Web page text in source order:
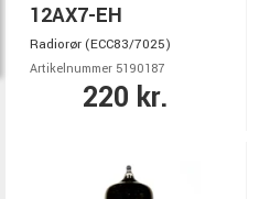
12AX7-EH
Radiorør (ECC83/7025)
Artikelnummer 5190187
220 kr.